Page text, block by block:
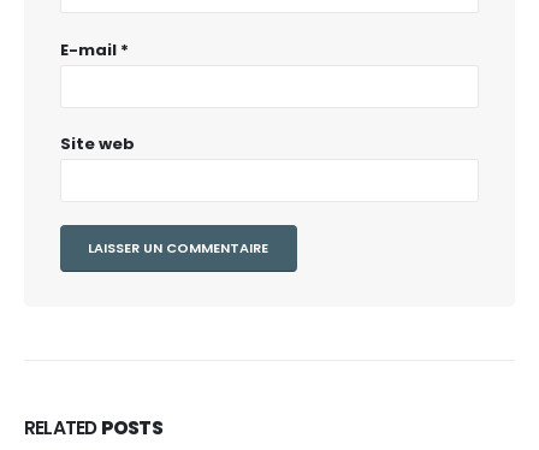
E-mail *
Site web
RELATEDPOSTS